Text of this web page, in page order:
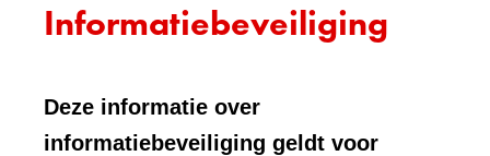
Informatiebeveiliging
Deze informatie over
informatiebeveiliging geldt voor